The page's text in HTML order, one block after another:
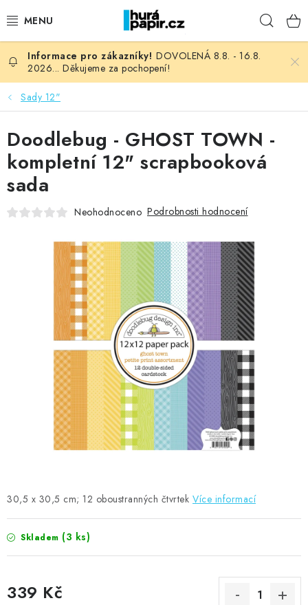
na
NOVINKY
HURÁ DÍLNA
VŠECHNO ZBOŽÍ
KNIHAŘSKÝ MATERIÁL
FOTORECENZE
MOJE OBJEDNÁVKA
Kontakty Moje objednávka
Oblíbené ♥️
Hodnocení obchodu
Obchodní podmínky
Podmínky ochrany osobních údajů
Ověřování recenzí
Jak nakupovat
DOVOLENÁ 8.8. - 16.8.
2026... Děkujeme za pochopení!
Sady 12"
30,5 x 30,5 cm; 12 oboustranných čtvrtek Více informací
Skladem (3 ks)
339 Kč
Doodlebug - GHOST TOWN -
kompletní 12" scrapbooková
sada
Neohodnoceno Podrobnosti hodnocení